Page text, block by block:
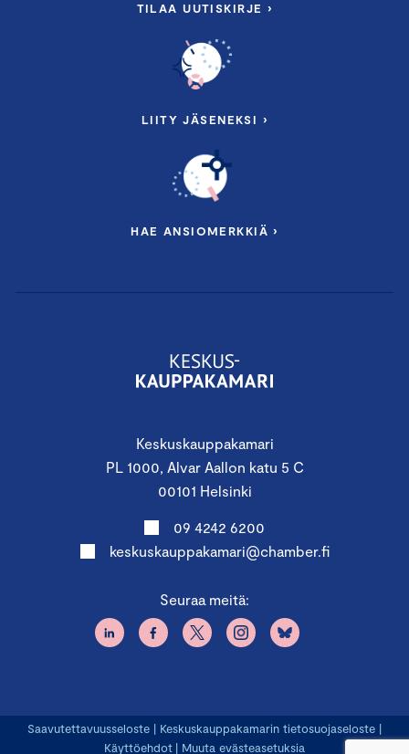
Keskuskauppakamari
PL 1000, Alvar Aallon katu 5 C
00101 Helsinki
09 4242 6200
keskuskauppakamari@chamber.fi
Seuraa meitä:
TILAA UUTISKIRJE ›
LIITY JÄSENEKSI ›
HAE ANSIOMERKKIÄ ›
Saavutettavuusseloste | Keskuskauppakamarin tietosuojaseloste |
Käyttöehdot | Muuta evästeasetuksia